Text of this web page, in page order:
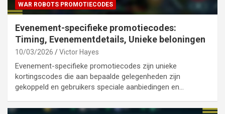
WAR ROBOTS PROMOTIECODES
Evenement-specifieke promotiecodes:
Timing, Evenementdetails, Unieke beloningen
10/03/2026 Victor Hayes
Evenement-specifieke promotiecodes zijn unieke
kortingscodes die aan bepaalde gelegenheden zijn
gekoppeld en gebruikers speciale aanbiedingen en…